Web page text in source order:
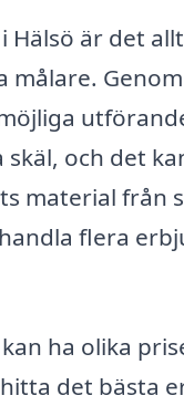
är det
och det
material från
flera
ha olika
det bästa